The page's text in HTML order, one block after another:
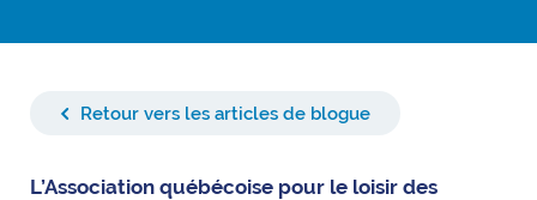
Retour vers les articles de blogue
L’Association québécoise pour le loisir des